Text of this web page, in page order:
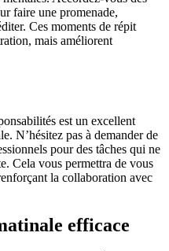
faire une promenade,
Ces moments de répit
mais améliorent
est un excellent
N’hésitez pas à demander de
pour des tâches qui ne
Cela vous permettra de vous
la collaboration avec
efficace